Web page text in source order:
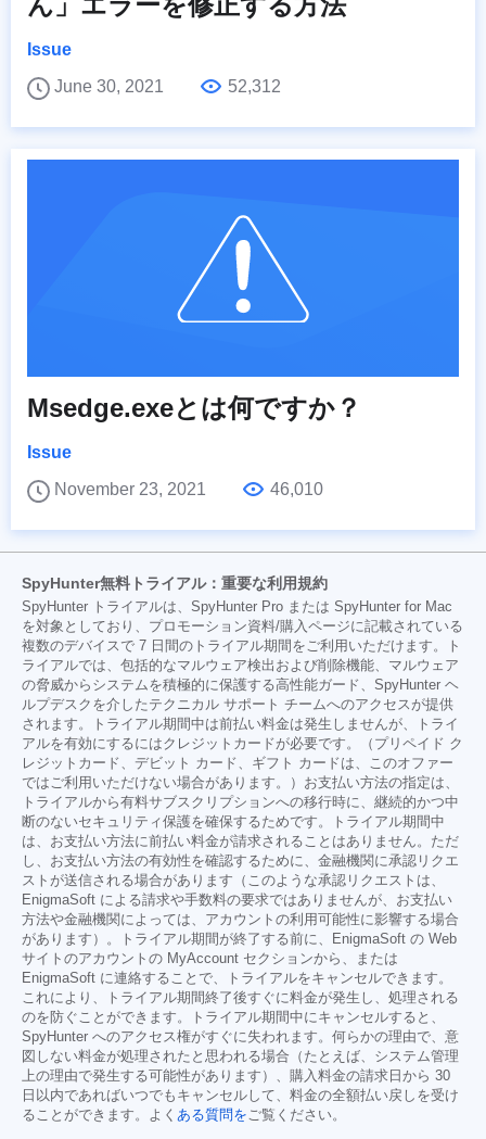
Issue
June 30, 2021
52,312
Msedge.exeとは何ですか？
Issue
November 23, 2021
46,010
SpyHunter無料トライアル：重要な利用規約
SpyHunter トライアルは、SpyHunter Pro または SpyHunter for Mac
を対象としており、プロモーション資料/購入ページに記載されている
複数のデバイスで 7 日間のトライアル期間をご利用いただけます。ト
ライアルでは、包括的なマルウェア検出および削除機能、マルウェア
の脅威からシステムを積極的に保護する高性能ガード、SpyHunter ヘ
ルプデスクを介したテクニカル サポート チームへのアクセスが提供
されます。トライアル期間中は前払い料金は発生しませんが、トライ
アルを有効にするにはクレジットカードが必要です。（プリペイド ク
レジットカード、デビット カード、ギフト カードは、このオファー
ではご利用いただけない場合があります。）お支払い方法の指定は、
トライアルから有料サブスクリプションへの移行時に、継続的かつ中
断のないセキュリティ保護を確保するためです。トライアル期間中
は、お支払い方法に前払い料金が請求されることはありません。ただ
し、お支払い方法の有効性を確認するために、金融機関に承認リクエ
ストが送信される場合があります（このような承認リクエストは、
EnigmaSoft による請求や手数料の要求ではありませんが、お支払い
方法や金融機関によっては、アカウントの利用可能性に影響する場合
があります）。トライアル期間が終了する前に、EnigmaSoft の Web
サイトのアカウントの MyAccount セクションから、または
EnigmaSoft に連絡することで、トライアルをキャンセルできます。
これにより、トライアル期間終了後すぐに料金が発生し、処理される
のを防ぐことができます。トライアル期間中にキャンセルすると、
SpyHunter へのアクセス権がすぐに失われます。何らかの理由で、意
図しない料金が処理されたと思われる場合（たとえば、システム管理
上の理由で発生する可能性があります）、購入料金の請求日から 30
日以内であればいつでもキャンセルして、料金の全額払い戻しを受け
ることができます。よく ある質問をご覧ください。